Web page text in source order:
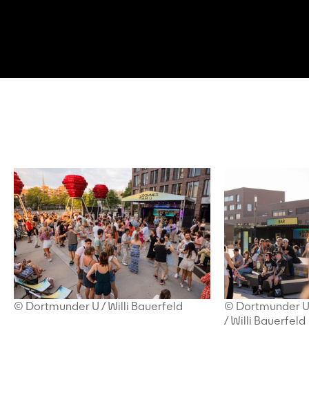
/ Willi Bauerfeld
© Dortmunder U
© Dortmunder